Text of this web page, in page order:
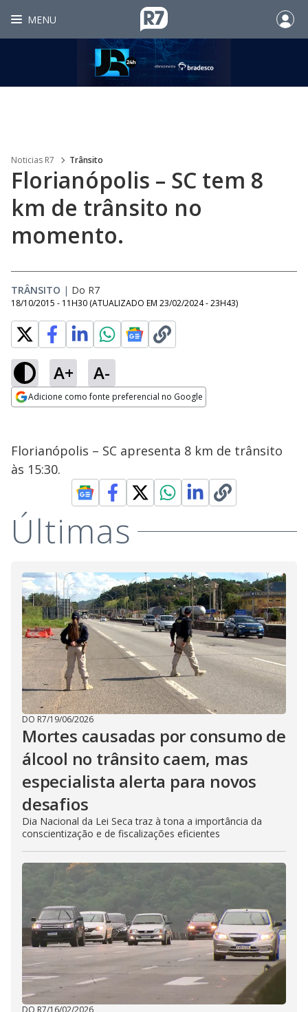
MENU
Noticias R7 Trânsito
Florianópolis – SC tem 8
km de trânsito no
momento.
TRÂNSITO | Do R7
18/10/2015 - 11H30 (ATUALIZADO EM 23/02/2024 - 23H43)
A+ A-
Adicione como fonte preferencial no Google
Florianópolis – SC apresenta 8 km de trânsito
às 15:30.
Últimas
DO R7/19/06/2026
Mortes causadas por consumo de
álcool no trânsito caem, mas
especialista alerta para novos
desafios
Dia Nacional da Lei Seca traz à tona a importância da
conscientização e de fiscalizações eficientes
DO R7/16/02/2026